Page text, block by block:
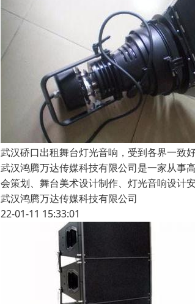
武汉硚口出租舞台灯光音响，受到各界一致
武汉鸿腾万达传媒科技有限公司是一家从事
会策划、舞台美术设计制作、灯光音响设计
武汉鸿腾万达传媒科技有限公司
22-01-11 15:33:01